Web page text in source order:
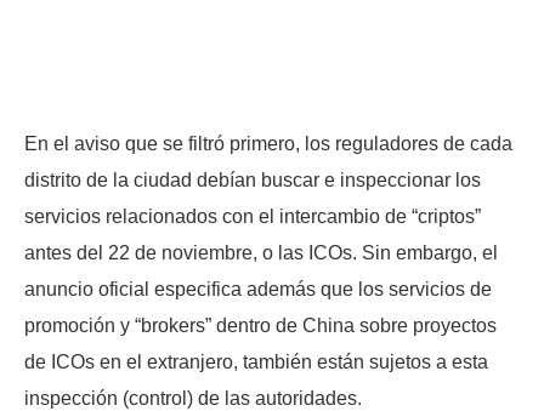
En el aviso que se filtró primero, los reguladores de cada
distrito de la ciudad debían buscar e inspeccionar los
servicios relacionados con el intercambio de “criptos”
antes del 22 de noviembre, o las ICOs. Sin embargo, el
anuncio oficial especifica además que los servicios de
promoción y “brokers” dentro de China sobre proyectos
de ICOs en el extranjero, también están sujetos a esta
inspección (control) de las autoridades.